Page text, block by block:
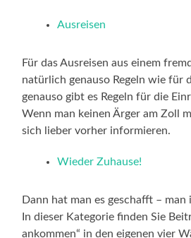
Ausreisen
Für das Ausreisen aus einem
natürlich genauso Regeln wie für
genauso gibt es Regeln für die
Wenn man keinen Ärger am Zoll
sich lieber vorher informieren.
Wieder Zuhause!
Dann hat man es geschafft – man
In dieser Kategorie finden Sie
ankommen“ in den eigenen vier